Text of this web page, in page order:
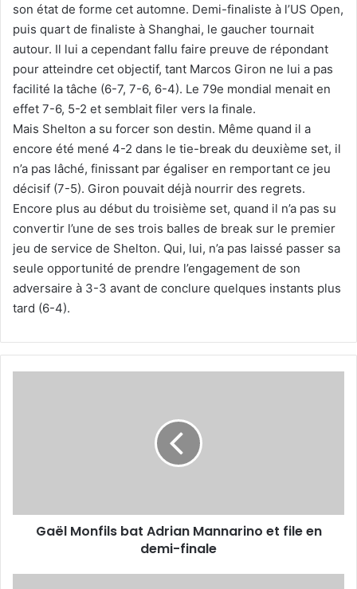
son état de forme cet automne. Demi-finaliste à l’US Open,
puis quart de finaliste à Shanghai, le gaucher tournait
autour. Il lui a cependant fallu faire preuve de répondant
pour atteindre cet objectif, tant Marcos Giron ne lui a pas
facilité la tâche (6-7, 7-6, 6-4). Le 79e mondial menait en
effet 7-6, 5-2 et semblait filer vers la finale.
Mais Shelton a su forcer son destin. Même quand il a
encore été mené 4-2 dans le tie-break du deuxième set, il
n’a pas lâché, finissant par égaliser en remportant ce jeu
décisif (7-5). Giron pouvait déjà nourrir des regrets.
Encore plus au début du troisième set, quand il n’a pas su
convertir l’une de ses trois balles de break sur le premier
jeu de service de Shelton. Qui, lui, n’a pas laissé passer sa
seule opportunité de prendre l’engagement de son
adversaire à 3-3 avant de conclure quelques instants plus
tard (6-4).
demi-
finaleGaël Monfils bat Adrian Mannarino et file en
demi-finale